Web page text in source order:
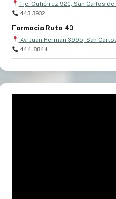
Pje. Gutiérrez 920, San Carlos
443-3932
Farmacia Ruta 40
Av. Juan Herman 3995, San
444-8844